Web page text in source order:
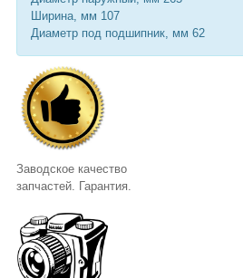
Ширина, мм 107
Диаметр под подшипник, мм 62
Заводское качество
запчастей. Гарантия.